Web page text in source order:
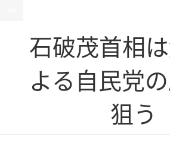
石破茂首相
よる自民党
狙う